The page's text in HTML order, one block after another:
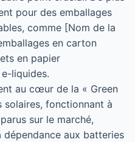
pour des emballages
comme [Nom de la
en carton
en papier
liquides.
au cœur de la « Green
solaires, fonctionnant à
sur le marché,
aux batteries